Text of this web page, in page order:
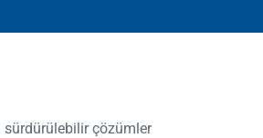
sürdürülebilir çözümler